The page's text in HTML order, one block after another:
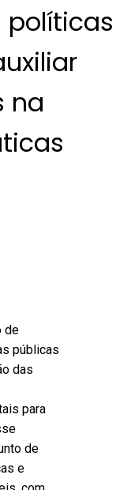
na
de
públicas
das
para
de
e